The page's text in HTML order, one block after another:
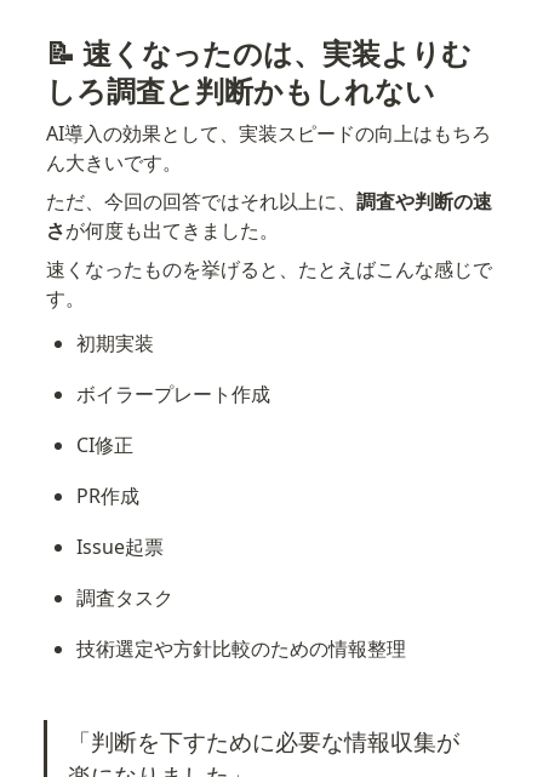
📝 速くなったのは、実装よりむ
しろ調査と判断かもしれない
AI導入の効果として、実装スピードの向上はもちろ
ん大きいです。
ただ、今回の回答ではそれ以上に、 調査や判断の速
さが何度も出てきました。
速くなったものを挙げると、たとえばこんな感じで
す。
初期実装
ボイラープレート作成
CI修正
PR作成
Issue起票
調査タスク
技術選定や方針比較のための情報整理
「判断を下すために必要な情報収集が